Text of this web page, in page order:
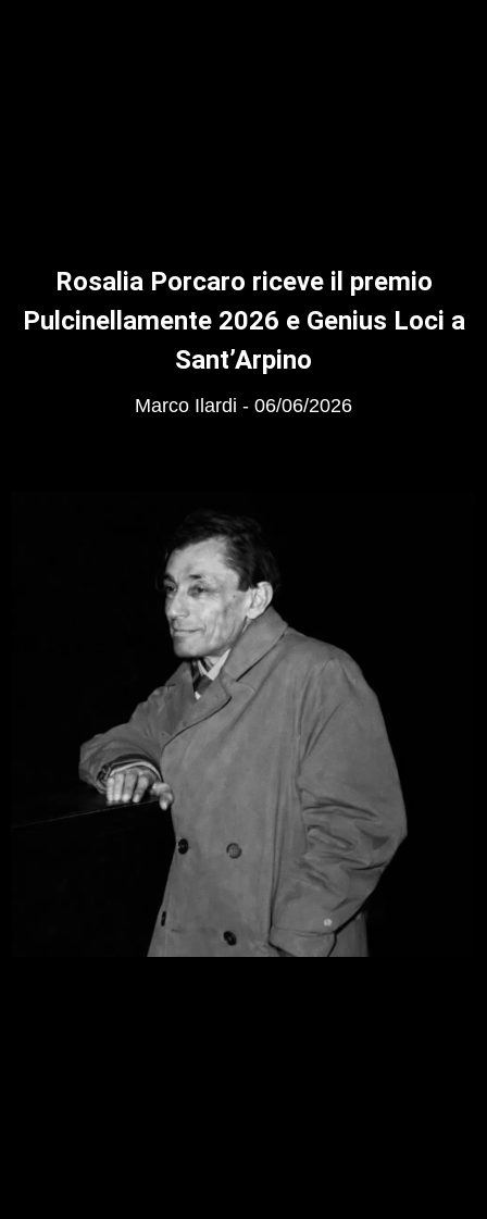
Rosalia Porcaro riceve il premio
Pulcinellamente 2026 e Genius Loci a
Sant’Arpino
Marco Ilardi 06/06/2026